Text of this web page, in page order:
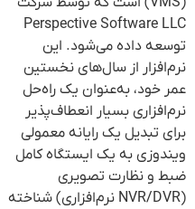
Perspective Software LLC
توسعه داده می‌شود. این
نرم‌افزار از سال‌های نخستین
عمر خود، به‌عنوان یک راه‌حل
نرم‌افزاری بسیار انعطاف‌پذیر
برای تبدیل یک رایانه معمولی
ویندوزی به یک ایستگاه کامل
ضبط و نظارت تصویری
(NVR/DVR نرم‌افزاری) شناخته